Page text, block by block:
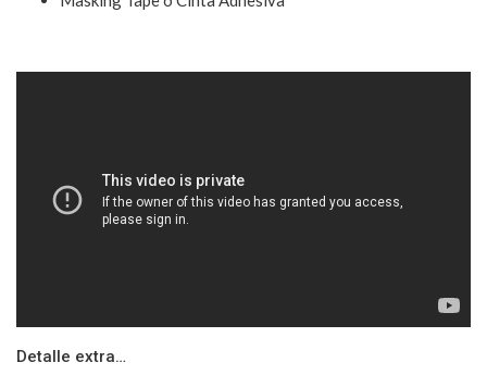
Detalle extra…